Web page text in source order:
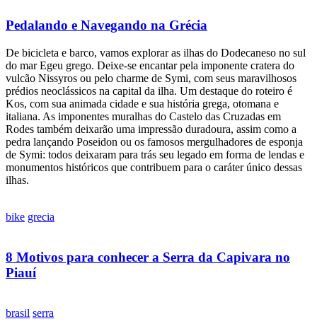
Pedalando e Navegando na Grécia
De bicicleta e barco, vamos explorar as ilhas do Dodecaneso no sul
do mar Egeu grego. Deixe-se encantar pela imponente cratera do
vulcão Nissyros ou pelo charme de Symi, com seus maravilhosos
prédios neoclássicos na capital da ilha. Um destaque do roteiro é
Kos, com sua animada cidade e sua história grega, otomana e
italiana. As imponentes muralhas do Castelo das Cruzadas em
Rodes também deixarão uma impressão duradoura, assim como a
pedra lançando Poseidon ou os famosos mergulhadores de esponja
de Symi: todos deixaram para trás seu legado em forma de lendas e
monumentos históricos que contribuem para o caráter único dessas
ilhas.
bike grecia
8 Motivos para conhecer a Serra da Capivara no
Piauí
brasil serra